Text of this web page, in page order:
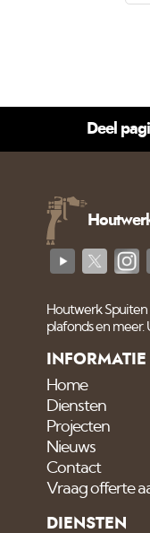
Deel
Houtwerk
plafonds en meer.
INFORMATIE
Home
Diensten
Projecten
Nieuws
Contact
Vraag offerte
DIENSTEN